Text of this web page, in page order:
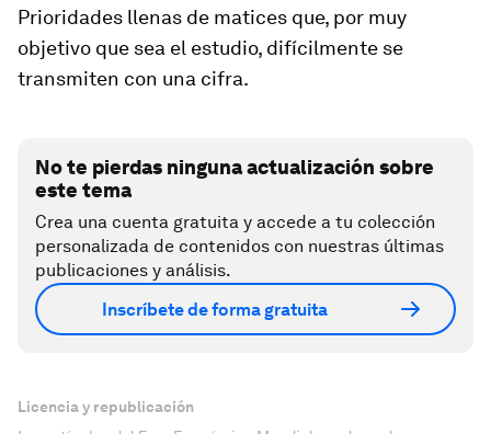
Prioridades llenas de matices que, por muy
objetivo que sea el estudio, difícilmente se
transmiten con una cifra.
No te pierdas ninguna actualización sobre
este tema
Crea una cuenta gratuita y accede a tu colección
personalizada de contenidos con nuestras últimas
publicaciones y análisis.
Inscríbete de forma gratuita
Licencia y republicación